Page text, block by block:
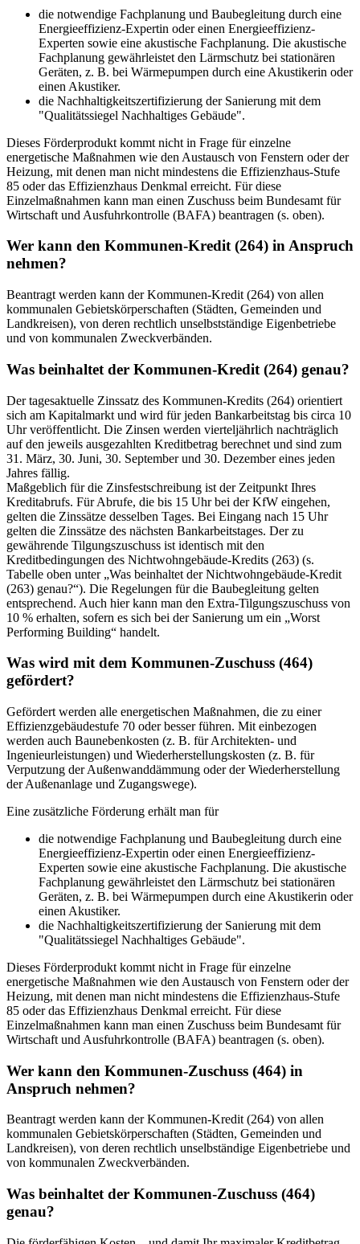
die notwendige Fachplanung und Baubegleitung durch eine
Energieeffizienz-Expertin oder einen Energieeffizienz-
Experten sowie eine akustische Fachplanung. Die akustische
Fachplanung gewährleistet den Lärmschutz bei stationären
Geräten, z. B. bei Wärmepumpen durch eine Akustikerin oder
einen Akustiker.
die Nachhaltigkeitszertifizierung der Sanierung mit dem
"Qualitätssiegel Nachhaltiges Gebäude".
Dieses Förderprodukt kommt nicht in Frage für einzelne
energetische Maßnahmen wie den Austausch von Fenstern oder der
Heizung, mit denen man nicht mindestens die Effizienzhaus-Stufe
85 oder das Effizienzhaus Denkmal erreicht. Für diese
Einzelmaßnahmen kann man einen Zuschuss beim Bundesamt für
Wirtschaft und Ausfuhrkontrolle (BAFA) beantragen (s. oben).
Wer kann den Kommunen-Kredit (264) in Anspruch
nehmen?
Beantragt werden kann der Kommunen-Kredit (264) von allen
kommunalen Gebietskörperschaften (Städten, Gemeinden und
Landkreisen), von deren rechtlich unselbstständige Eigenbetriebe
und von kommunalen Zweckverbänden.
Was beinhaltet der Kommunen-Kredit (264) genau?
Der tagesaktuelle Zinssatz des Kommunen-Kredits (264) orientiert
sich am Kapitalmarkt und wird für jeden Bankarbeitstag bis circa 10
Uhr veröffentlicht. Die Zinsen werden vierteljährlich nachträglich
auf den jeweils ausgezahlten Kreditbetrag berechnet und sind zum
31. März, 30. Juni, 30. September und 30. Dezember eines jeden
Jahres fällig.
Maßgeblich für die Zinsfestschreibung ist der Zeitpunkt Ihres
Kreditabrufs. Für Abrufe, die bis 15 Uhr bei der KfW eingehen,
gelten die Zinssätze desselben Tages. Bei Eingang nach 15 Uhr
gelten die Zinssätze des nächsten Bankarbeitstages. Der zu
gewährende Tilgungszuschuss ist identisch mit den
Kreditbedingungen des Nichtwohngebäude-Kredits (263) (s.
Tabelle oben unter „Was beinhaltet der Nichtwohngebäude-Kredit
(263) genau?“). Die Regelungen für die Baubegleitung gelten
entsprechend. Auch hier kann man den Extra-Tilgungszuschuss von
10 % erhalten, sofern es sich bei der Sanierung um ein „Worst
Performing Building“ handelt.
Was wird mit dem Kommunen-Zuschuss (464)
gefördert?
Gefördert werden alle energetischen Maßnahmen, die zu einer
Effizienzgebäudestufe 70 oder besser führen. Mit einbezogen
werden auch Baunebenkosten (z. B. für Architekten- und
Ingenieurleistungen) und Wiederherstellungskosten (z. B. für
Verputzung der Außenwanddämmung oder der Wiederherstellung
der Außenanlage und Zugangswege).
Eine zusätzliche Förderung erhält man für
die notwendige Fachplanung und Baubegleitung durch eine
Energieeffizienz-Expertin oder einen Energieeffizienz-
Experten sowie eine akustische Fachplanung. Die akustische
Fachplanung gewährleistet den Lärmschutz bei stationären
Geräten, z. B. bei Wärmepumpen durch eine Akustikerin oder
einen Akustiker.
die Nachhaltigkeitszertifizierung der Sanierung mit dem
"Qualitätssiegel Nachhaltiges Gebäude".
Dieses Förderprodukt kommt nicht in Frage für einzelne
energetische Maßnahmen wie den Austausch von Fenstern oder der
Heizung, mit denen man nicht mindestens die Effizienzhaus-Stufe
85 oder das Effizienzhaus Denkmal erreicht. Für diese
Einzelmaßnahmen kann man einen Zuschuss beim Bundesamt für
Wirtschaft und Ausfuhrkontrolle (BAFA) beantragen (s. oben).
Wer kann den Kommunen-Zuschuss (464) in
Anspruch nehmen?
Beantragt werden kann der Kommunen-Kredit (264) von allen
kommunalen Gebietskörperschaften (Städten, Gemeinden und
Landkreisen), von deren rechtlich unselbständige Eigenbetriebe und
von kommunalen Zweckverbänden.
Was beinhaltet der Kommunen-Zuschuss (464)
genau?